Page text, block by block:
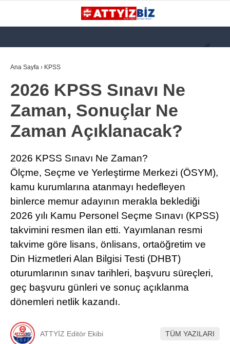
WhatsApp İhbar
Hattı
Facebook
Instagram
KATEGORİLER
GÜNDEM
112 ACİL
PARAMEDİK (AABT)
İLANLAR
TERCİH ROBOTU
Ana Sayfa › KPSS
2026 KPSS Sınavı Ne
Zaman, Sonuçlar Ne
Zaman Açıklanacak?
2026 KPSS Sınavı Ne Zaman?
Ölçme, Seçme ve Yerleştirme Merkezi (ÖSYM),
kamu kurumlarına atanmayı hedefleyen
binlerce memur adayının merakla beklediği
2026 yılı Kamu Personel Seçme Sınavı (KPSS)
takvimini resmen ilan etti. Yayımlanan resmi
takvime göre lisans, önlisans, ortaöğretim ve
Din Hizmetleri Alan Bilgisi Testi (DHBT)
oturumlarının sınav tarihleri, başvuru süreçleri,
geç başvuru günleri ve sonuç açıklanma
dönemleri netlik kazandı.
ATTYİZ Editör Ekibi TÜM YAZILARI